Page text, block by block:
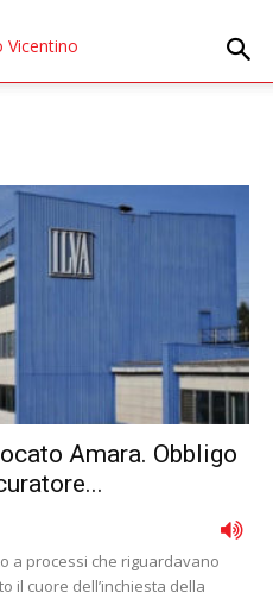
Amara. Obbligo
a processi che riguardavano
il cuore dell’inchiesta della